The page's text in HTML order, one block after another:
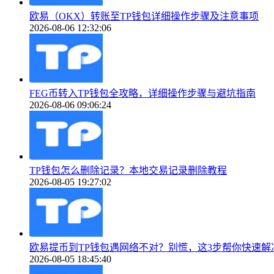
欧易（OKX）转账至TP钱包详细操作步骤及注意事项
2026-08-06 12:32:06
FEG币转入TP钱包全攻略，详细操作步骤与避坑指南
2026-08-06 09:06:24
TP钱包怎么删除记录？本地交易记录删除教程
2026-08-05 19:27:02
欧易提币到TP钱包遇网络不对？别慌，这3步帮你快速解
2026-08-05 18:45:40